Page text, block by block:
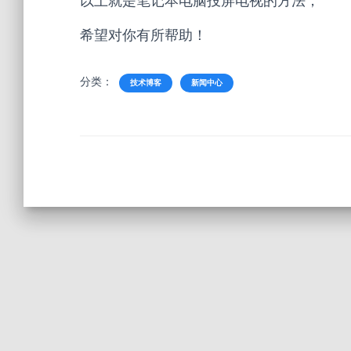
希望对你有所帮助！
分类： 技术博客 新闻中心